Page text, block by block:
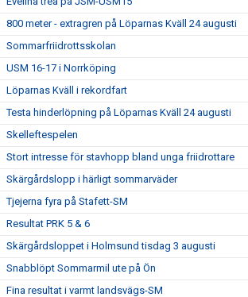
800 meter - extragren på Löparnas Kväll 24 augusti
Sommarfriidrottsskolan
USM 16-17 i Norrköping
Löparnas Kväll i rekordfart
Testa hinderlöpning på Löparnas Kväll 24 augusti
Skelleftespelen
Stort intresse för stavhopp bland unga friidrottare
Skärgårdslopp i härligt sommarväder
Tjejerna fyra på Stafett-SM
Resultat PRK 5 & 6
Skärgårdsloppet i Holmsund tisdag 3 augusti
Snabblöpt Sommarmil ute på Ön
Fina resultat i varmt landsvägs-SM